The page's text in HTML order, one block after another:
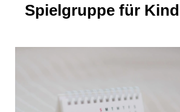
Spielgruppe für